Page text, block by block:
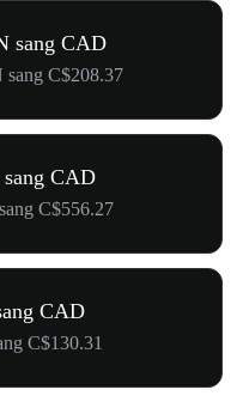
sang CAD
C$208.37
CAD
C$556.27
CAD
C$130.31